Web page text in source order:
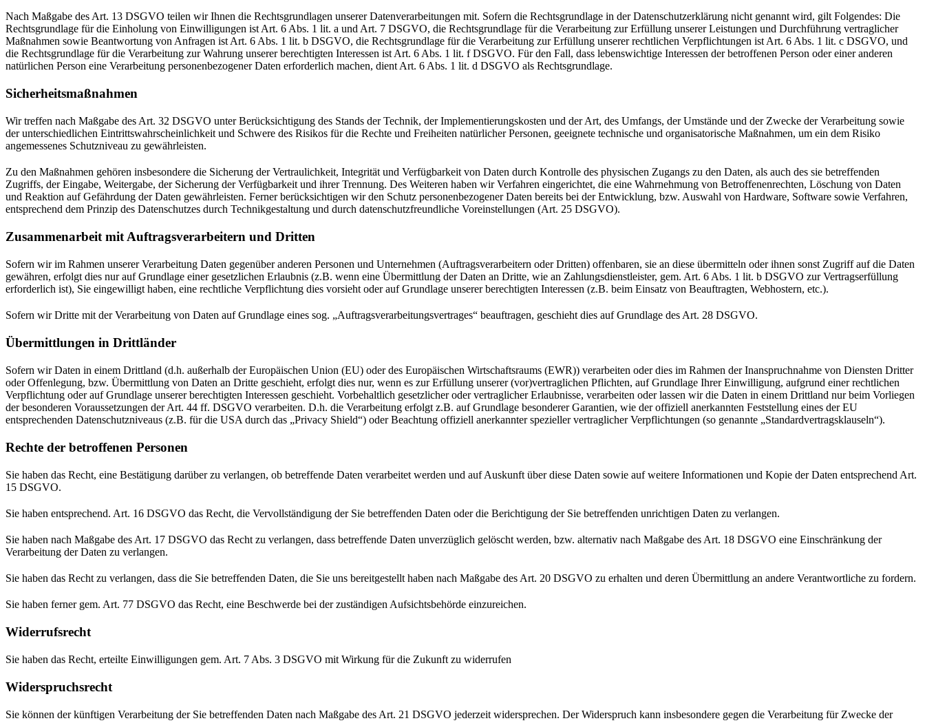
Nach Maßgabe des Art. 13 DSGVO teilen wir Ihnen die Rechtsgrundlagen unserer Datenverarbeitungen mit. Sofern die Rechtsgrundlage in der Datenschutzerklärung nicht genannt wird, gilt Folgendes: Die
Rechtsgrundlage für die Einholung von Einwilligungen ist Art. 6 Abs. 1 lit. a und Art. 7 DSGVO, die Rechtsgrundlage für die Verarbeitung zur Erfüllung unserer Leistungen und Durchführung vertraglicher
Maßnahmen sowie Beantwortung von Anfragen ist Art. 6 Abs. 1 lit. b DSGVO, die Rechtsgrundlage für die Verarbeitung zur Erfüllung unserer rechtlichen Verpflichtungen ist Art. 6 Abs. 1 lit. c DSGVO, und
die Rechtsgrundlage für die Verarbeitung zur Wahrung unserer berechtigten Interessen ist Art. 6 Abs. 1 lit. f DSGVO. Für den Fall, dass lebenswichtige Interessen der betroffenen Person oder einer anderen
natürlichen Person eine Verarbeitung personenbezogener Daten erforderlich machen, dient Art. 6 Abs. 1 lit. d DSGVO als Rechtsgrundlage.
Sicherheitsmaßnahmen
Wir treffen nach Maßgabe des Art. 32 DSGVO unter Berücksichtigung des Stands der Technik, der Implementierungskosten und der Art, des Umfangs, der Umstände und der Zwecke der Verarbeitung sowie
der unterschiedlichen Eintrittswahrscheinlichkeit und Schwere des Risikos für die Rechte und Freiheiten natürlicher Personen, geeignete technische und organisatorische Maßnahmen, um ein dem Risiko
angemessenes Schutzniveau zu gewährleisten.
Zu den Maßnahmen gehören insbesondere die Sicherung der Vertraulichkeit, Integrität und Verfügbarkeit von Daten durch Kontrolle des physischen Zugangs zu den Daten, als auch des sie betreffenden
Zugriffs, der Eingabe, Weitergabe, der Sicherung der Verfügbarkeit und ihrer Trennung. Des Weiteren haben wir Verfahren eingerichtet, die eine Wahrnehmung von Betroffenenrechten, Löschung von Daten
und Reaktion auf Gefährdung der Daten gewährleisten. Ferner berücksichtigen wir den Schutz personenbezogener Daten bereits bei der Entwicklung, bzw. Auswahl von Hardware, Software sowie Verfahren,
entsprechend dem Prinzip des Datenschutzes durch Technikgestaltung und durch datenschutzfreundliche Voreinstellungen (Art. 25 DSGVO).
Zusammenarbeit mit Auftragsverarbeitern und Dritten
Sofern wir im Rahmen unserer Verarbeitung Daten gegenüber anderen Personen und Unternehmen (Auftragsverarbeitern oder Dritten) offenbaren, sie an diese übermitteln oder ihnen sonst Zugriff auf die Daten
gewähren, erfolgt dies nur auf Grundlage einer gesetzlichen Erlaubnis (z.B. wenn eine Übermittlung der Daten an Dritte, wie an Zahlungsdienstleister, gem. Art. 6 Abs. 1 lit. b DSGVO zur Vertragserfüllung
erforderlich ist), Sie eingewilligt haben, eine rechtliche Verpflichtung dies vorsieht oder auf Grundlage unserer berechtigten Interessen (z.B. beim Einsatz von Beauftragten, Webhostern, etc.).
Sofern wir Dritte mit der Verarbeitung von Daten auf Grundlage eines sog. „Auftragsverarbeitungsvertrages“ beauftragen, geschieht dies auf Grundlage des Art. 28 DSGVO.
Übermittlungen in Drittländer
Sofern wir Daten in einem Drittland (d.h. außerhalb der Europäischen Union (EU) oder des Europäischen Wirtschaftsraums (EWR)) verarbeiten oder dies im Rahmen der Inanspruchnahme von Diensten Dritter
oder Offenlegung, bzw. Übermittlung von Daten an Dritte geschieht, erfolgt dies nur, wenn es zur Erfüllung unserer (vor)vertraglichen Pflichten, auf Grundlage Ihrer Einwilligung, aufgrund einer rechtlichen
Verpflichtung oder auf Grundlage unserer berechtigten Interessen geschieht. Vorbehaltlich gesetzlicher oder vertraglicher Erlaubnisse, verarbeiten oder lassen wir die Daten in einem Drittland nur beim Vorliegen
der besonderen Voraussetzungen der Art. 44 ff. DSGVO verarbeiten. D.h. die Verarbeitung erfolgt z.B. auf Grundlage besonderer Garantien, wie der offiziell anerkannten Feststellung eines der EU
entsprechenden Datenschutzniveaus (z.B. für die USA durch das „Privacy Shield“) oder Beachtung offiziell anerkannter spezieller vertraglicher Verpflichtungen (so genannte „Standardvertragsklauseln“).
Rechte der betroffenen Personen
Sie haben das Recht, eine Bestätigung darüber zu verlangen, ob betreffende Daten verarbeitet werden und auf Auskunft über diese Daten sowie auf weitere Informationen und Kopie der Daten entsprechend Art.
15 DSGVO.
Sie haben entsprechend. Art. 16 DSGVO das Recht, die Vervollständigung der Sie betreffenden Daten oder die Berichtigung der Sie betreffenden unrichtigen Daten zu verlangen.
Sie haben nach Maßgabe des Art. 17 DSGVO das Recht zu verlangen, dass betreffende Daten unverzüglich gelöscht werden, bzw. alternativ nach Maßgabe des Art. 18 DSGVO eine Einschränkung der
Verarbeitung der Daten zu verlangen.
Sie haben das Recht zu verlangen, dass die Sie betreffenden Daten, die Sie uns bereitgestellt haben nach Maßgabe des Art. 20 DSGVO zu erhalten und deren Übermittlung an andere Verantwortliche zu fordern.
Sie haben ferner gem. Art. 77 DSGVO das Recht, eine Beschwerde bei der zuständigen Aufsichtsbehörde einzureichen.
Widerrufsrecht
Sie haben das Recht, erteilte Einwilligungen gem. Art. 7 Abs. 3 DSGVO mit Wirkung für die Zukunft zu widerrufen
Widerspruchsrecht
Sie können der künftigen Verarbeitung der Sie betreffenden Daten nach Maßgabe des Art. 21 DSGVO jederzeit widersprechen. Der Widerspruch kann insbesondere gegen die Verarbeitung für Zwecke der